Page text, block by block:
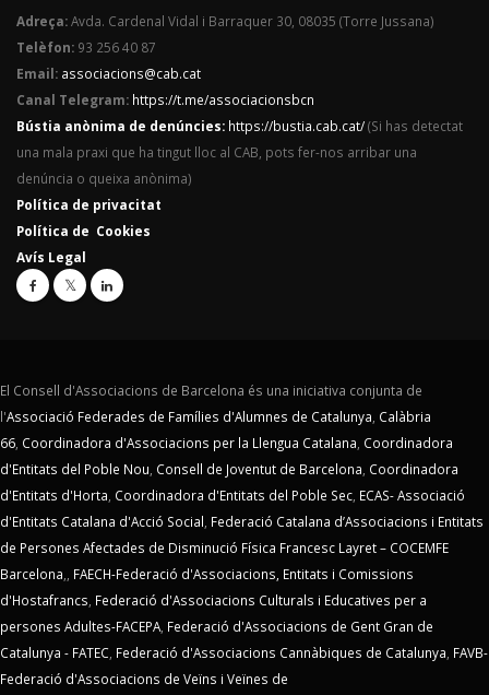
Adreça:Avda. Cardenal Vidal i Barraquer 30, 08035 (Torre Jussana)
Telèfon: 93 256 40 87
Email: associacions@cab.cat
Canal Telegram: https://t.me/associacionsbcn
Bústia anònima de denúncies: https://bustia.cab.cat/(Si has detectat
una mala praxi que ha tingut lloc al CAB, pots fer-nos arribar una
denúncia o queixa anònima)
Política de privacitat
Política de Cookies
Avís Legal
El Consell d'Associacions de Barcelona és una iniciativa conjunta de
l'Associació Federades de Famílies d'Alumnes de Catalunya Calàbria
66 Coordinadora d'Associacions per la Llengua Catalana Coordinadora
d'Entitats del Poble Nou Consell de Joventut de Barcelona Coordinadora
d'Entitats d'Horta Coordinadora d'Entitats del Poble Sec ECAS- Associació
d'Entitats Catalana d'Acció Social Federació Catalana d’Associacions i Entitats
de Persones Afectades de Disminució Física Francesc Layret – COCEMFE
Barcelona
FAECH-Federació d'Associacions, Entitats i Comissions
d'Hostafrancs Federació d'Associacions Culturals i Educatives per a
persones Adultes-FACEPA Federació d'Associacions de Gent Gran de
Catalunya - FATEC Federació d'Associacions Cannàbiques de Catalunya FAVB-
Federació d'Associacions de Veïns i Veïnes de